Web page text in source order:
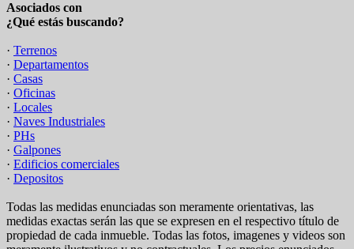
Asociados con
¿Qué estás buscando?
· Terrenos
· Departamentos
· Casas
· Oficinas
· Locales
· Naves Industriales
· PHs
· Galpones
· Edificios comerciales
· Depositos
Todas las medidas enunciadas son meramente orientativas, las
medidas exactas serán las que se expresen en el respectivo título de
propiedad de cada inmueble. Todas las fotos, imagenes y videos son